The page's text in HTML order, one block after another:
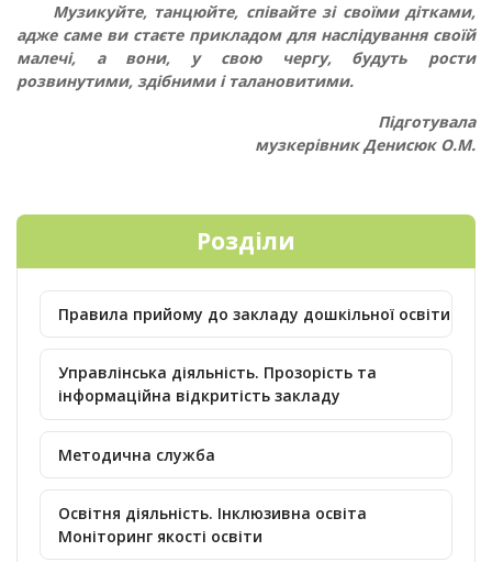
Музикуйте, танцюйте, співайте зі своїми дітками,
адже саме ви стаєте прикладом для наслідування своїй
малечі, а вони, у свою чергу, будуть рости
розвинутими, здібними і талановитими.
Підготувала
музкерівник Денисюк О.М.
Розділи
Правила прийому до закладу дошкільної освіти
Управлінська діяльність. Прозорість та
інформаційна відкритість закладу
Методична служба
Освітня діяльність. Інклюзивна освіта
Моніторинг якості освіти